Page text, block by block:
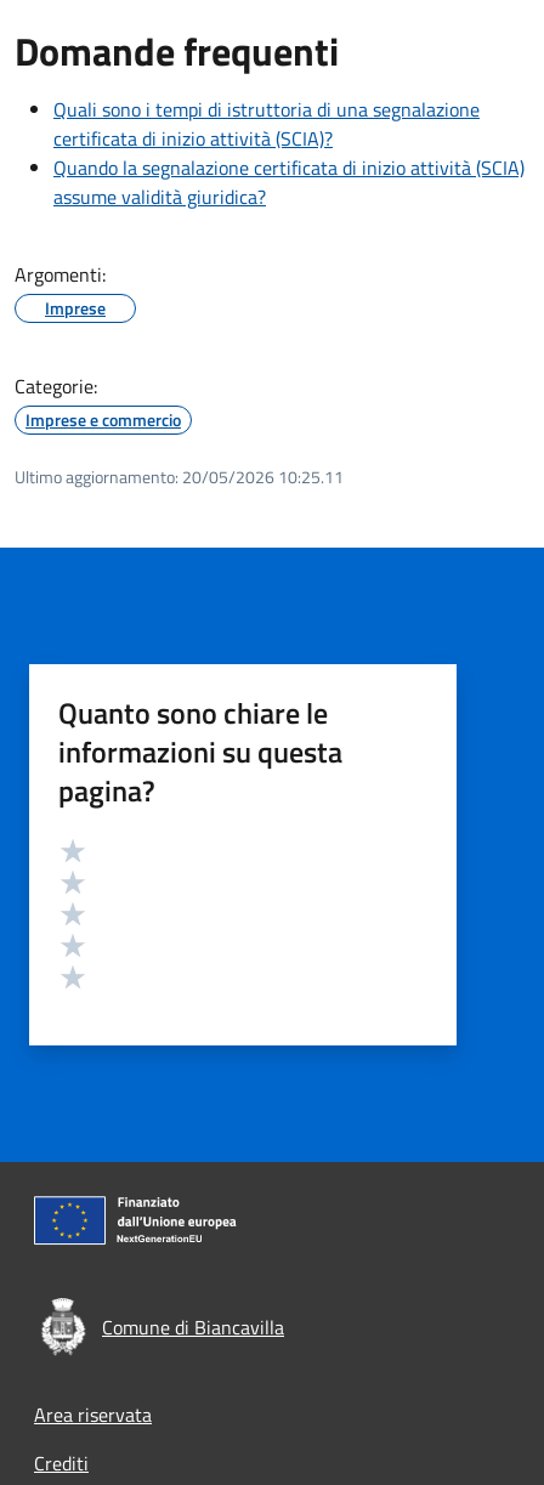
Domande frequenti
Quali sono i tempi di istruttoria di una segnalazione
certificata di inizio attività (SCIA)?
Quando la segnalazione certificata di inizio attività (SCIA)
assume validità giuridica?
Argomenti:
Imprese
Categorie:
Imprese e commercio
Ultimo aggiornamento: 20/05/2026 10:25.11
Quanto sono chiare le
informazioni su questa
pagina?
Valutazione
Comune di Biancavilla
Footer menu
Area riservata
Crediti